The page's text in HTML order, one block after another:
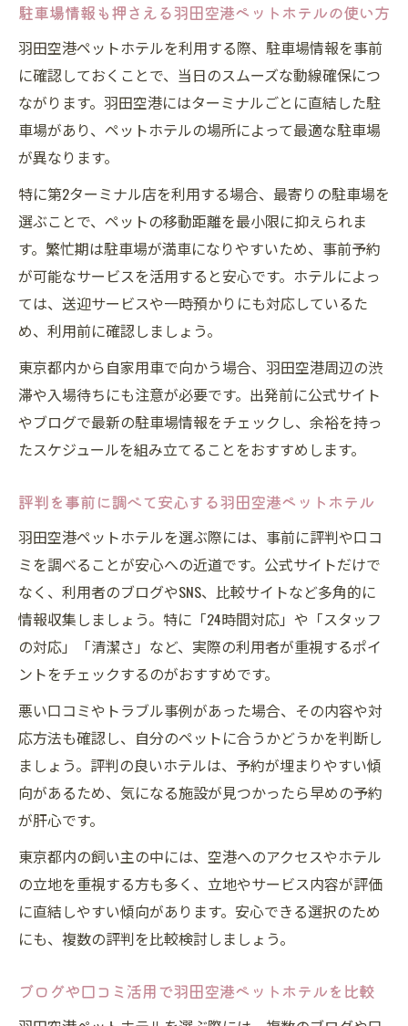
駐車場情報も押さえる羽田空港ペットホテルの使い方
羽田空港ペットホテルを利用する際、駐車場情報を事前
に確認しておくことで、当日のスムーズな動線確保につ
ながります。羽田空港にはターミナルごとに直結した駐
車場があり、ペットホテルの場所によって最適な駐車場
が異なります。
特に第2ターミナル店を利用する場合、最寄りの駐車場を
選ぶことで、ペットの移動距離を最小限に抑えられま
す。繁忙期は駐車場が満車になりやすいため、事前予約
が可能なサービスを活用すると安心です。ホテルによっ
ては、送迎サービスや一時預かりにも対応しているた
め、利用前に確認しましょう。
東京都内から自家用車で向かう場合、羽田空港周辺の渋
滞や入場待ちにも注意が必要です。出発前に公式サイト
やブログで最新の駐車場情報をチェックし、余裕を持っ
たスケジュールを組み立てることをおすすめします。
評判を事前に調べて安心する羽田空港ペットホテル
羽田空港ペットホテルを選ぶ際には、事前に評判や口コ
ミを調べることが安心への近道です。公式サイトだけで
なく、利用者のブログやSNS、比較サイトなど多角的に
情報収集しましょう。特に「24時間対応」や「スタッフ
の対応」「清潔さ」など、実際の利用者が重視するポイ
ントをチェックするのがおすすめです。
悪い口コミやトラブル事例があった場合、その内容や対
応方法も確認し、自分のペットに合うかどうかを判断し
ましょう。評判の良いホテルは、予約が埋まりやすい傾
向があるため、気になる施設が見つかったら早めの予約
が肝心です。
東京都内の飼い主の中には、空港へのアクセスやホテル
の立地を重視する方も多く、立地やサービス内容が評価
に直結しやすい傾向があります。安心できる選択のため
にも、複数の評判を比較検討しましょう。
ブログや口コミ活用で羽田空港ペットホテルを比較